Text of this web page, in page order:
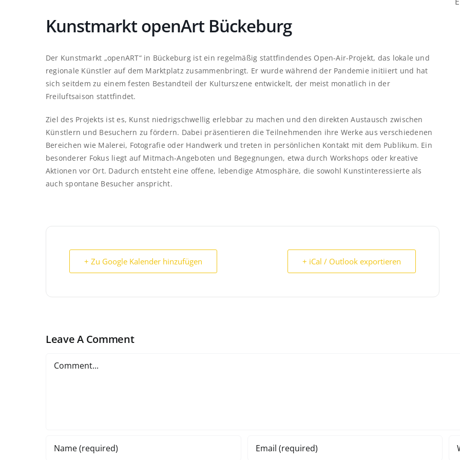
Kunstmarkt openArt Bückeburg
Der Kunstmarkt „openART“ in Bückeburg ist ein regelmäßig stattfindendes Open-Air-Projekt, das lokale und
regionale Künstler auf dem Marktplatz zusammenbringt. Er wurde während der Pandemie initiiert und hat
sich seitdem zu einem festen Bestandteil der Kulturszene entwickelt, der meist monatlich in der
Freiluftsaison stattfindet.
Ziel des Projekts ist es, Kunst niedrigschwellig erlebbar zu machen und den direkten Austausch zwischen
Künstlern und Besuchern zu fördern. Dabei präsentieren die Teilnehmenden ihre Werke aus verschiedenen
Bereichen wie Malerei, Fotografie oder Handwerk und treten in persönlichen Kontakt mit dem Publikum. Ein
besonderer Fokus liegt auf Mitmach-Angeboten und Begegnungen, etwa durch Workshops oder kreative
Aktionen vor Ort. Dadurch entsteht eine offene, lebendige Atmosphäre, die sowohl Kunstinteressierte als
auch spontane Besucher anspricht.
+ Zu Google Kalender hinzufügen + iCal / Outlook exportieren
Leave A Comment